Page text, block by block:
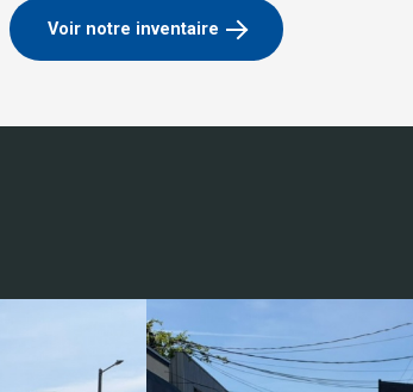
Voir notre inventaire